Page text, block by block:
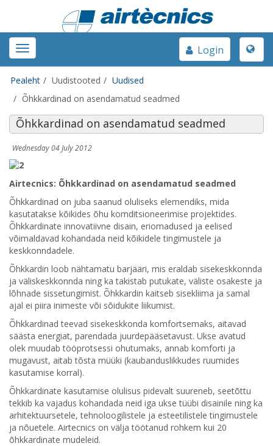
Toggle
navigation
Toggle
Login
Pealeht Uudistooted
Uudised
Õhkkardinad on asendamatud seadmed
Õhkkardinad on asendamatud seadmed
Wednesday 04 July 2012
Airtecnics: Õhkkardinad on asendamatud seadmed
Õhkkardinad on juba saanud oluliseks elemendiks, mida
kasutatakse kõikides õhu komditsioneerimise projektides.
Õhkkardinate innovatiivne disain, eriomadused ja eelised
võimaldavad kohandada neid kõikidele tingimustele ja
keskkonndadele.
Õhkkardin loob nähtamatu barjääri, mis eraldab sisekeskkonnda
ja väliskeskkonnda ning ka takistab putukate, väliste osakeste ja
lõhnade sissetungimist. Õhkkardin kaitseb sisekliima ja samal
ajal ei piira inimeste või sõidukite liikumist.
Õhkkardinad teevad sisekeskkonda komfortsemaks, aitavad
säästa energiat, parendada juurdepääsetavust. Ukse avatud
olek muudab tööprotsessi ohutumaks, annab komforti ja
mugavust, aitab tõsta müüki (kaubanduslikkudes ruumides
kasutamise korral).
Õhkkardinate kasutamise olulisus pidevalt suureneb, seetõttu
tekkib ka vajadus kohandada neid iga ukse tüübi disainile ning ka
arhitektuursetele, tehnoloogilistele ja esteetilistele tingimustele
ja nõuetele. Airtecnics on välja töötanud rohkem kui 20
õhkkardinate mudeleid.